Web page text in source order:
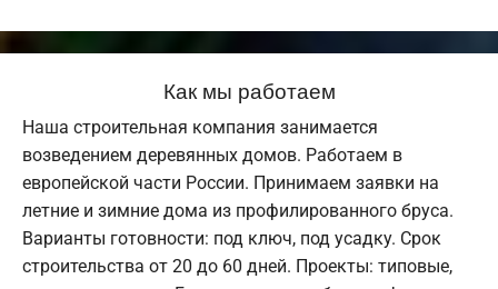
Как мы работаем
Наша строительная компания занимается
возведением деревянных домов. Работаем в
европейской части России. Принимаем заявки на
летние и зимние дома из профилированного бруса.
Варианты готовности: под ключ, под усадку. Срок
строительства от 20 до 60 дней. Проекты: типовые,